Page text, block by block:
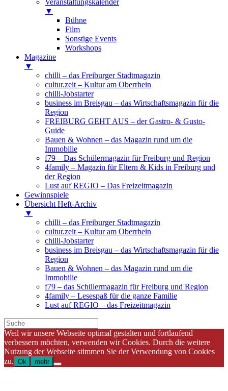
Veranstaltungskalender
▼
Bühne
Film
Sonstige Events
Workshops
Magazine
▼
chilli – das Freiburger Stadtmagazin
cultur.zeit – Kultur am Oberrhein
chilli-Jobstarter
business im Breisgau – das Wirtschaftsmagazin für die
Region
FREIBURG GEHT AUS – der Gastro- & Gusto-
Guide
Bauen & Wohnen – das Magazin rund um die
Immobilie
f79 – Das Schülermagazin für Freiburg und Region
4family – Magazin für Eltern & Kids in Freiburg und
der Region
Lust auf REGIO – Das Freizeitmagazin
Gewinnspiele
Übersicht Heft-Archiv
▼
chilli – das Freiburger Stadtmagazin
cultur.zeit – Kultur am Oberrhein
chilli-Jobstarter
business im Breisgau – das Wirtschaftsmagazin für die
Region
Bauen & Wohnen – das Magazin rund um die
Immobilie
f79 – das Schülermagazin für Freiburg und Region
4family – Lesespaß für die ganze Familie
Lust auf REGIO – das Freizeitmagazin
Weil wir unsere Webseite optimal gestalten und fortlaufend
verbessern möchten, verwenden wir Cookies. Durch die weitere
Nutzung der Webseite stimmen Sie der Verwendung von Cookies
zu. Ok mehr